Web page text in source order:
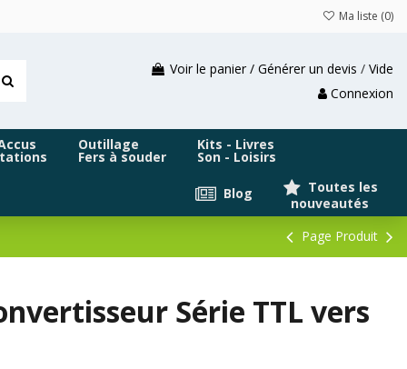
Ma liste (0)
Voir le panier / Générer un devis / Vide
Connexion
Outillage
Fers à souder
Kits - Livres
Son - Loisirs
Toutes les
nouveautés
Blog
Page Produit
Série TTL vers